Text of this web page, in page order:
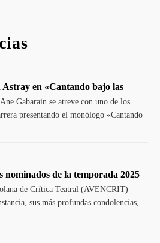
en «Cantando bajo las
Ane Gabarain se atreve con uno de los
presentando el monólogo «Cantando
de la temporada 2025
de Crítica Teatral (AVENCRIT)
sus más profundas condolencias,